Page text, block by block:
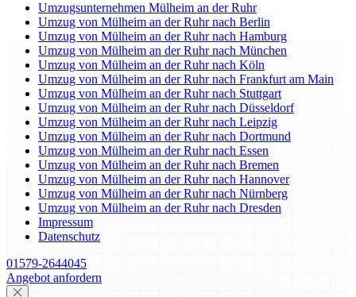
Umzugsunternehmen Mülheim an der Ruhr
Umzug von Mülheim an der Ruhr nach Berlin
Umzug von Mülheim an der Ruhr nach Hamburg
Umzug von Mülheim an der Ruhr nach München
Umzug von Mülheim an der Ruhr nach Köln
Umzug von Mülheim an der Ruhr nach Frankfurt am Main
Umzug von Mülheim an der Ruhr nach Stuttgart
Umzug von Mülheim an der Ruhr nach Düsseldorf
Umzug von Mülheim an der Ruhr nach Leipzig
Umzug von Mülheim an der Ruhr nach Dortmund
Umzug von Mülheim an der Ruhr nach Essen
Umzug von Mülheim an der Ruhr nach Bremen
Umzug von Mülheim an der Ruhr nach Hannover
Umzug von Mülheim an der Ruhr nach Nürnberg
Umzug von Mülheim an der Ruhr nach Dresden
Impressum
Datenschutz
01579-2644045
Angebot anfordern